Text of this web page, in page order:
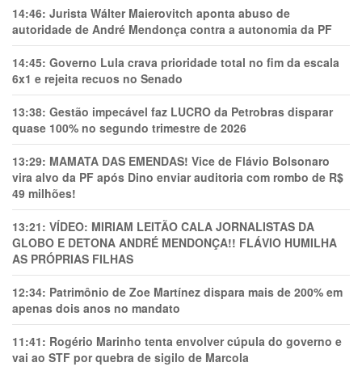
14:46: Jurista Wálter Maierovitch aponta abuso de
autoridade de André Mendonça contra a autonomia da PF
14:45: Governo Lula crava prioridade total no fim da escala
6x1 e rejeita recuos no Senado
13:38: Gestão impecável faz LUCRO da Petrobras disparar
quase 100% no segundo trimestre de 2026
13:29: MAMATA DAS EMENDAS! Vice de Flávio Bolsonaro
vira alvo da PF após Dino enviar auditoria com rombo de R$
49 milhões!
13:21: VÍDEO: MIRIAM LEITÃO CALA JORNALISTAS DA
GLOBO E DETONA ANDRÉ MENDONÇA!! FLÁVIO HUMILHA
AS PRÓPRIAS FILHAS
12:34: Patrimônio de Zoe Martínez dispara mais de 200% em
apenas dois anos no mandato
11:41: Rogério Marinho tenta envolver cúpula do governo e
vai ao STF por quebra de sigilo de Marcola